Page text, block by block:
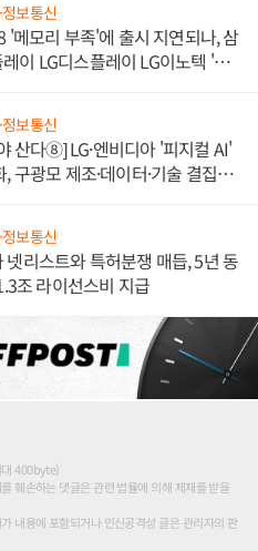
정보통신
'메모리 부족'에 출시 지연되나, 삼
이 LG디스플레이 LG이노텍 '탈
정보통신
산다⑧] LG·엔비디아 '피지컬 AI'
구광모 제조·데이터·기술 결집
정보통신
넷리스트와 특허분쟁 매듭, 5년 동
조 라이선스비 지급
400byte)
훼손하는 댓글은 관련 법률에 의해 제재를 받을
내용에 포함되거나 인신공격성 글은 관리자의 판